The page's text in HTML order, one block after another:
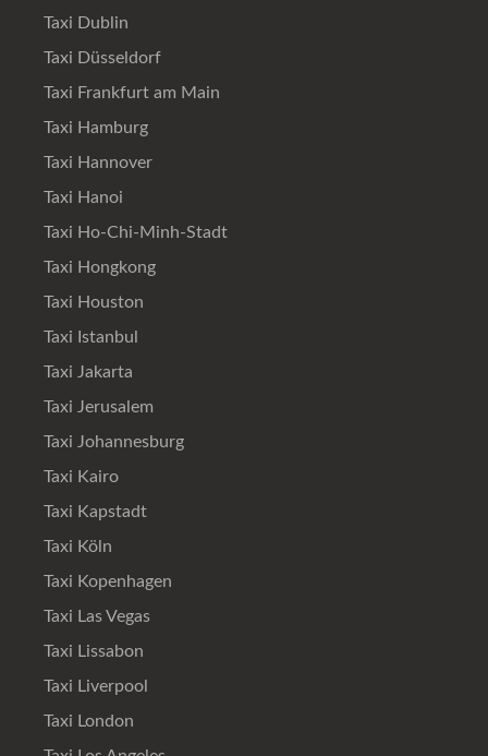
Taxi Dublin
Taxi Düsseldorf
Taxi Frankfurt am Main
Taxi Hamburg
Taxi Hannover
Taxi Hanoi
Taxi Ho-Chi-Minh-Stadt
Taxi Hongkong
Taxi Houston
Taxi Istanbul
Taxi Jakarta
Taxi Jerusalem
Taxi Johannesburg
Taxi Kairo
Taxi Kapstadt
Taxi Köln
Taxi Kopenhagen
Taxi Las Vegas
Taxi Lissabon
Taxi Liverpool
Taxi London